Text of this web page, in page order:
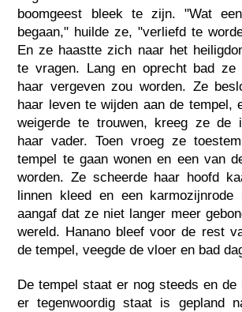
boomgeest bleek te zijn. "Wat
begaan," huilde ze, "verliefd te
En ze haastte zich naar het
te vragen. Lang en oprecht bad ze
haar vergeven zou worden. Ze
haar leven te wijden aan de tempel,
weigerde te trouwen, kreeg ze de
haar vader. Toen vroeg ze
tempel te gaan wonen en een van
worden. Ze scheerde haar hoofd
linnen kleed en een karmozijnrode
aangaf dat ze niet langer meer
wereld. Hanano bleef voor de rest
de tempel, veegde de vloer en bad
De tempel staat er nog steeds en de
er tegenwoordig staat is gepland